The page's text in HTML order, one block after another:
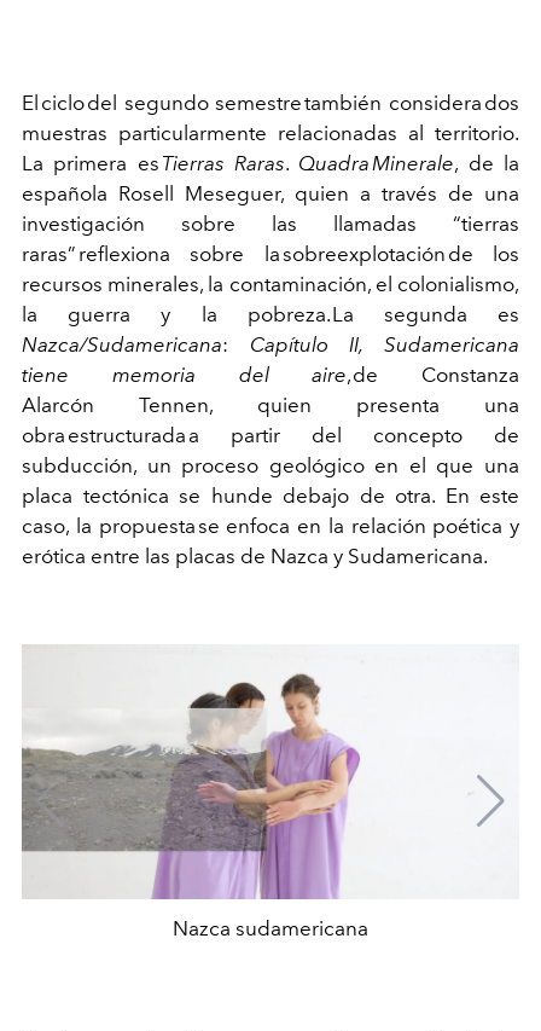
El ciclo del segundo semestre también considera dos
muestras particularmente relacionadas al territorio.
La primera es Tierras Raras. QuadraMinerale, de la
española Rosell Meseguer, quien a través de una
investigación sobre las llamadas “tierras
raras” reflexiona sobre la sobreexplotación de los
recursos minerales, la contaminación, el colonialismo,
la guerra y la pobreza.La segunda es
Nazca/Sudamericana: Capítulo II, Sudamericana
tiene memoria del aire, de Constanza
Alarcón
Tennen, quien presenta una
obra estructurada a partir del concepto de
subducción, un proceso geológico en el que una
placa tectónica se hunde debajo de otra. En este
caso, la propuesta se enfoca en la relación poética y
erótica entre las placas de Nazca y Sudamericana.
Nazca sudamericana